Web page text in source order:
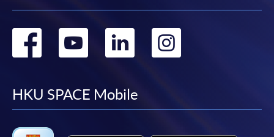
Go
facebook
Go
youtube
Go
linkedin
HKU SPACE Mobile